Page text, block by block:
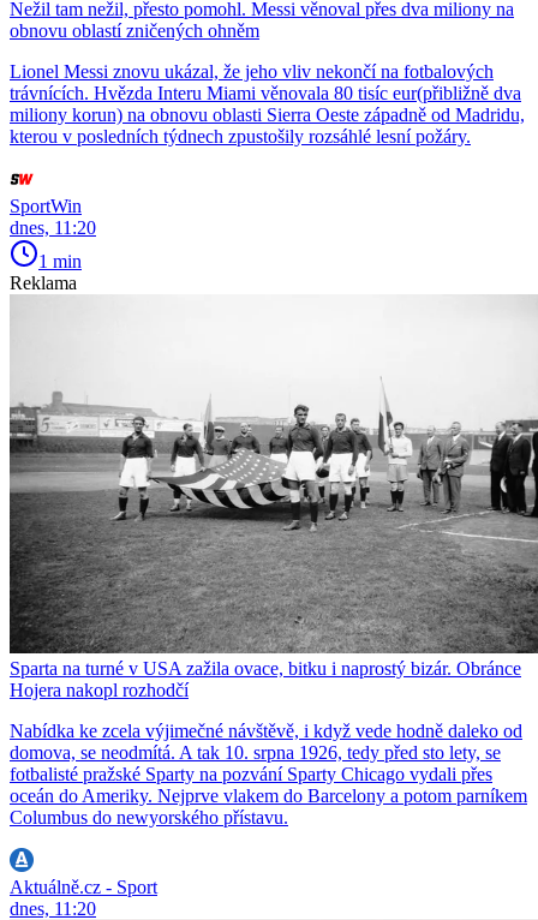
Nežil tam nežil, přesto pomohl. Messi věnoval přes dva miliony na
obnovu oblastí zničených ohněm
Lionel Messi znovu ukázal, že jeho vliv nekončí na fotbalových
trávnících. Hvězda Interu Miami věnovala 80 tisíc eur(přibližně dva
miliony korun) na obnovu oblasti Sierra Oeste západně od Madridu,
kterou v posledních týdnech zpustošily rozsáhlé lesní požáry.
SportWin
dnes, 11:20
1 min
Reklama
Sparta na turné v USA zažila ovace, bitku i naprostý bizár. Obránce
Hojera nakopl rozhodčí
Nabídka ke zcela výjimečné návštěvě, i když vede hodně daleko od
domova, se neodmítá. A tak 10. srpna 1926, tedy před sto lety, se
fotbalisté pražské Sparty na pozvání Sparty Chicago vydali přes
oceán do Ameriky. Nejprve vlakem do Barcelony a potom parníkem
Columbus do newyorského přístavu.
Aktuálně.cz - Sport
dnes, 11:20